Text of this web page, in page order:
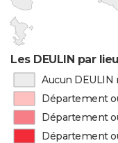
Les DEULIN par
Aucun
Département
Département
Département